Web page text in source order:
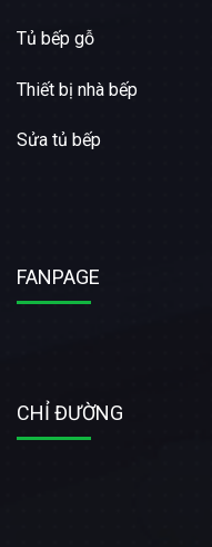
Tủ bếp gỗ
Thiết bị nhà bếp
Sửa tủ bếp
FANPAGE
CHỈ ĐƯỜNG